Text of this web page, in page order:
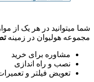
شما میتوانید در هر یک از
مجموعه هولیوان در زمینه
مشاوره برای خرید
نصب و راه اندازی
تعویض فیلتر و